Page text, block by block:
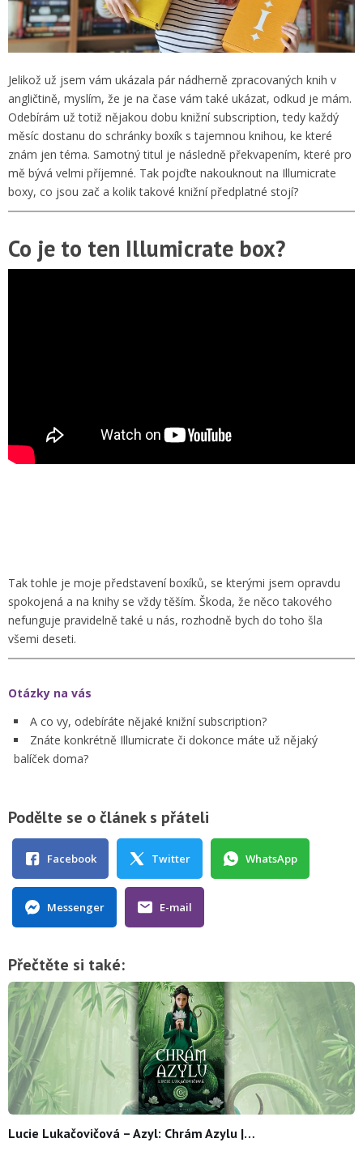
Jelikož už jsem vám ukázala pár nádherně zpracovaných knih v
angličtině, myslím, že je na čase vám také ukázat, odkud je mám.
Odebírám už totiž nějakou dobu knižní subscription, tedy každý
měsíc dostanu do schránky boxík s tajemnou knihou, ke které
znám jen téma. Samotný titul je následně překvapením, které pro
mě bývá velmi příjemné. Tak pojďte nakouknout na Illumicrate
boxy, co jsou zač a kolik takové knižní předplatné stojí?
Co je to ten Illumicrate box?
Tak tohle je moje představení boxíků, se kterými jsem opravdu
spokojená a na knihy se vždy těším. Škoda, že něco takového
nefunguje pravidelně také u nás, rozhodně bych do toho šla
všemi deseti.
Otázky na vás
A co vy, odebíráte nějaké knižní subscription?
Znáte konkrétně Illumicrate či dokonce máte už nějaký
balíček doma?
Podělte se o článek s přáteli
Facebook Twitter WhatsApp
Messenger E-mail
Přečtěte si také:
Lucie Lukačovičová – Azyl: Chrám Azylu |…